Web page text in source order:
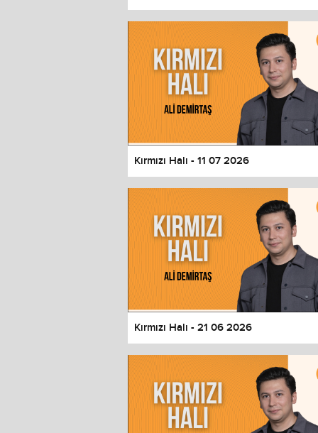
Window
Color
Transparency
Font Size
Text Edge Style
Font Family
Resetrestore all settings to the default
Close Modal Dialog
End of dialog window.
Kırmızı Halı - 11 07 2026
Kırmızı Halı - 21 06 2026